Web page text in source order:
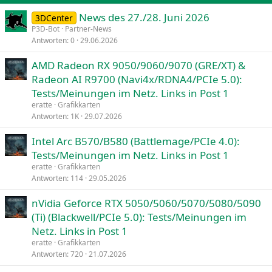
Verdana
3DCenter News des 27./28. Juni 2026
P3D-Bot Partner-News
Antworten 0 29.06.2026
AMD Radeon RX 9050/9060/9070 (GRE/XT) &
Radeon AI R9700 (Navi4x/RDNA4/PCIe 5.0):
Tests/Meinungen im Netz. Links in Post 1
eratte Grafikkarten
Antworten 1K 29.07.2026
Intel Arc B570/B580 (Battlemage/PCIe 4.0):
Tests/Meinungen im Netz. Links in Post 1
eratte Grafikkarten
Antworten 114 29.05.2026
nVidia Geforce RTX 5050/5060/5070/5080/5090
(Ti) (Blackwell/PCIe 5.0): Tests/Meinungen im
Netz. Links in Post 1
eratte Grafikkarten
Antworten 720 21.07.2026